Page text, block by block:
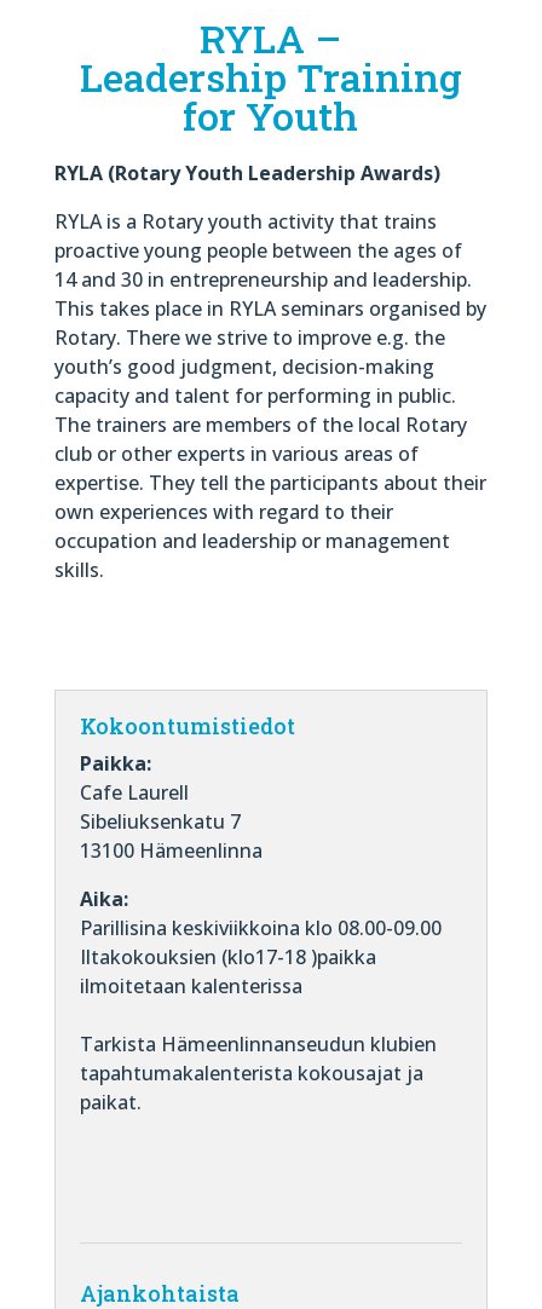
RYLA –
Leadership Training
for Youth
RYLA (Rotary Youth Leadership Awards)
RYLA is a Rotary youth activity that trains
proactive young people between the ages of
14 and 30 in entrepreneurship and leadership.
This takes place in RYLA seminars organised by
Rotary. There we strive to improve e.g. the
youth’s good judgment, decision-making
capacity and talent for performing in public.
The trainers are members of the local Rotary
club or other experts in various areas of
expertise. They tell the participants about their
own experiences with regard to their
occupation and leadership or management
skills.
Kokoontumistiedot
Paikka:
Cafe Laurell
Sibeliuksenkatu 7
13100 Hämeenlinna
Aika:
Parillisina keskiviikkoina klo 08.00-09.00
Iltakokouksien (klo17-18 )paikka
ilmoitetaan kalenterissa
Tarkista Hämeenlinnanseudun klubien
tapahtumakalenterista kokousajat ja
paikat.
Ajankohtaista